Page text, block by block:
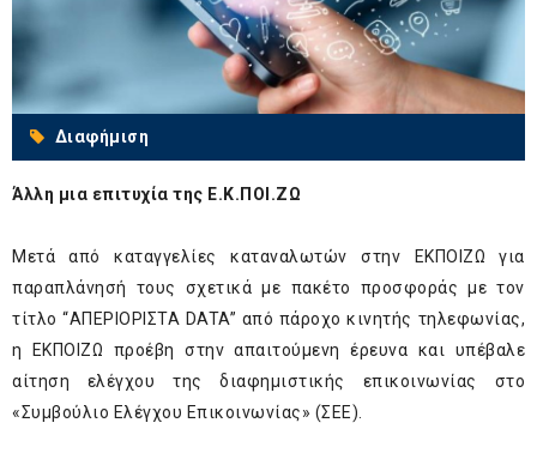
Διαφήμιση
Άλλη μια επιτυχία της Ε.Κ.ΠΟΙ.ΖΩ
Μετά από καταγγελίες καταναλωτών στην ΕΚΠΟΙΖΩ για
παραπλάνησή τους σχετικά με πακέτο προσφοράς με τον
τίτλο “ΑΠΕΡΙΟΡΙΣΤΑ DATA” από πάροχο κινητής τηλεφωνίας,
η ΕΚΠΟΙΖΩ προέβη στην απαιτούμενη έρευνα και υπέβαλε
αίτηση ελέγχου της διαφημιστικής επικοινωνίας στο
«Συμβούλιο Ελέγχου Επικοινωνίας» (ΣΕΕ).